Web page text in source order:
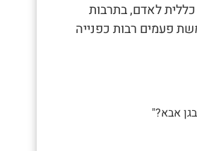
כללית לאדם, בתרבות
פעמים רבות כפנייה
אבא?"